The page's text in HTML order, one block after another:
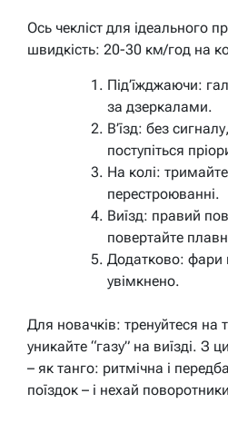
Ось чекліст для ідеального
швидкість: 20-30 км/год на
Під’їжджаючи:
за дзеркалами.
В’їзд: без
поступіться
На колі:
перестроюванні.
Виїзд: правий
повертайте
Додатково: фари
увімкнено.
Для новачків: тренуйтеся на
уникайте “газу” на виїзді.
– як танго: ритмічна і
поїздок – і нехай